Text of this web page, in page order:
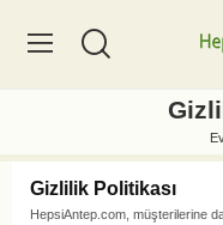
Gizlilik Politikası
HepsiAntep.com, müşterilerine